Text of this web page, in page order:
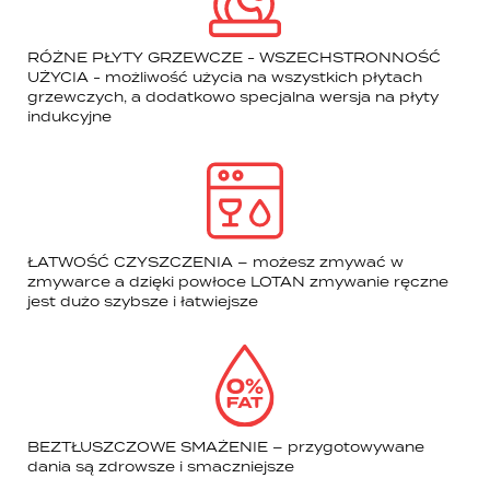
RÓŻNE PŁYTY GRZEWCZE - WSZECHSTRONNOŚĆ
UŻYCIA - możliwość użycia na wszystkich płytach
grzewczych, a dodatkowo specjalna wersja na płyty
indukcyjne
ŁATWOŚĆ CZYSZCZENIA – możesz zmywać w
zmywarce a dzięki powłoce LOTAN zmywanie ręczne
jest dużo szybsze i łatwiejsze
BEZTŁUSZCZOWE SMAŻENIE – przygotowywane
dania są zdrowsze i smaczniejsze